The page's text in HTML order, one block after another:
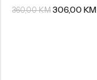
360,00KM 306,00 KM